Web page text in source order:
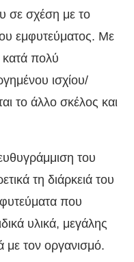
σε σχέση με το
εμφυτεύματος. Με
κατά πολύ
ισχίου/
το άλλο σκέλος και
του
τη διάρκειά του
που
υλικά, μεγάλης
με τον οργανισμό.